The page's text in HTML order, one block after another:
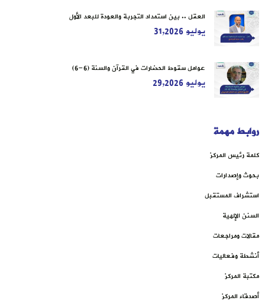
العقل .. بين استمداد التجربة والعودة للبعد الأول
يوليو 31,2026
عوامل سقوط الحضارات في القرآن والسنة (6-6)
يوليو 29,2026
روابط مهمة
كلمة رئيس المركز
بحوث وإصدارات
استشراف المستقبل
السنن الإلهية
مقالات ومراجعات
أنشطة وفعاليات
مكتبة المركز
أصدقاء المركز